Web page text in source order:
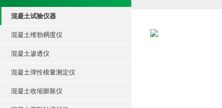
混凝土试验仪器
混凝土维勃稠度仪
混凝土渗透仪
混凝土弹性模量测定仪
混凝土收缩膨胀仪